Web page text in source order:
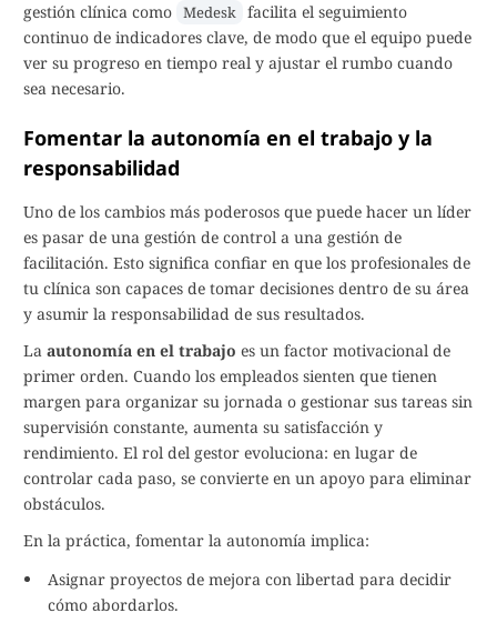
gestión clínica como Medesk facilita el seguimiento
continuo de indicadores clave, de modo que el equipo puede
ver su progreso en tiempo real y ajustar el rumbo cuando
sea necesario.
Fomentar la autonomía en el trabajo y la
responsabilidad
Uno de los cambios más poderosos que puede hacer un líder
es pasar de una gestión de control a una gestión de
facilitación. Esto significa confiar en que los profesionales de
tu clínica son capaces de tomar decisiones dentro de su área
y asumir la responsabilidad de sus resultados.
La autonomía en el trabajo es un factor motivacional de
primer orden. Cuando los empleados sienten que tienen
margen para organizar su jornada o gestionar sus tareas sin
supervisión constante, aumenta su satisfacción y
rendimiento. El rol del gestor evoluciona: en lugar de
controlar cada paso, se convierte en un apoyo para eliminar
obstáculos.
En la práctica, fomentar la autonomía implica:
Asignar proyectos de mejora con libertad para decidir
cómo abordarlos.